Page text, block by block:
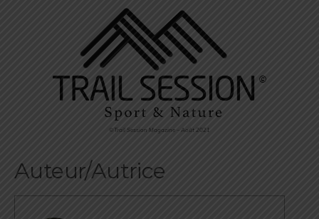
©Trail Session Magazine – Août 2021
Auteur/Autrice